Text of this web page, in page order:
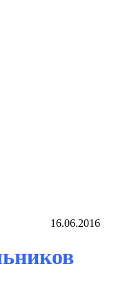
16.06.2016